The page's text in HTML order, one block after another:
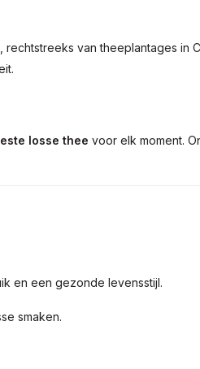
, rechtstreeks van theeplantages in
losse thee voor elk moment.
en een gezonde levensstijl.
smaken.